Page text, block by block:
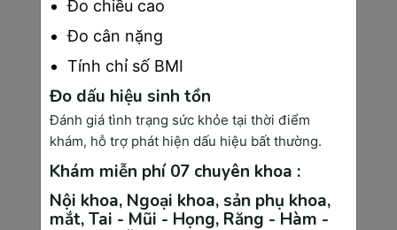
độ có ý nghĩa và hướng xử trí khác nhau.
BI-RADS 0 có nghĩa cần thêm thông tin,
thường yêu cầu chụp thêm hoặc siêu âm bổ
sung. BI-RADS 1-2 là kết quả bình thường
hoặc lành tính, cần tầm soát theo lịch định kỳ.
BI-RADS 3 có tổn thương có khả năng lành
tính (<2% nguy cơ ung thư), cần theo dõi sau
6 tháng.
BI-RADS 4-5 cho thấy khả năng ung thư từ
trung bình đến cao, cần sinh thiết để chẩn
Đo chiều cao
Đo cân nặng
Tính chỉ số BMI
Đo dấu hiệu sinh tồn
Đánh giá tình trạng sức khỏe tại thời điểm
khám, hỗ trợ phát hiện dấu hiệu bất thường.
Khám miễn phí 07 chuyên khoa :
Nội khoa, Ngoại khoa, sản phụ khoa,
mắt, Tai - Mũi - Họng, Răng - Hàm -